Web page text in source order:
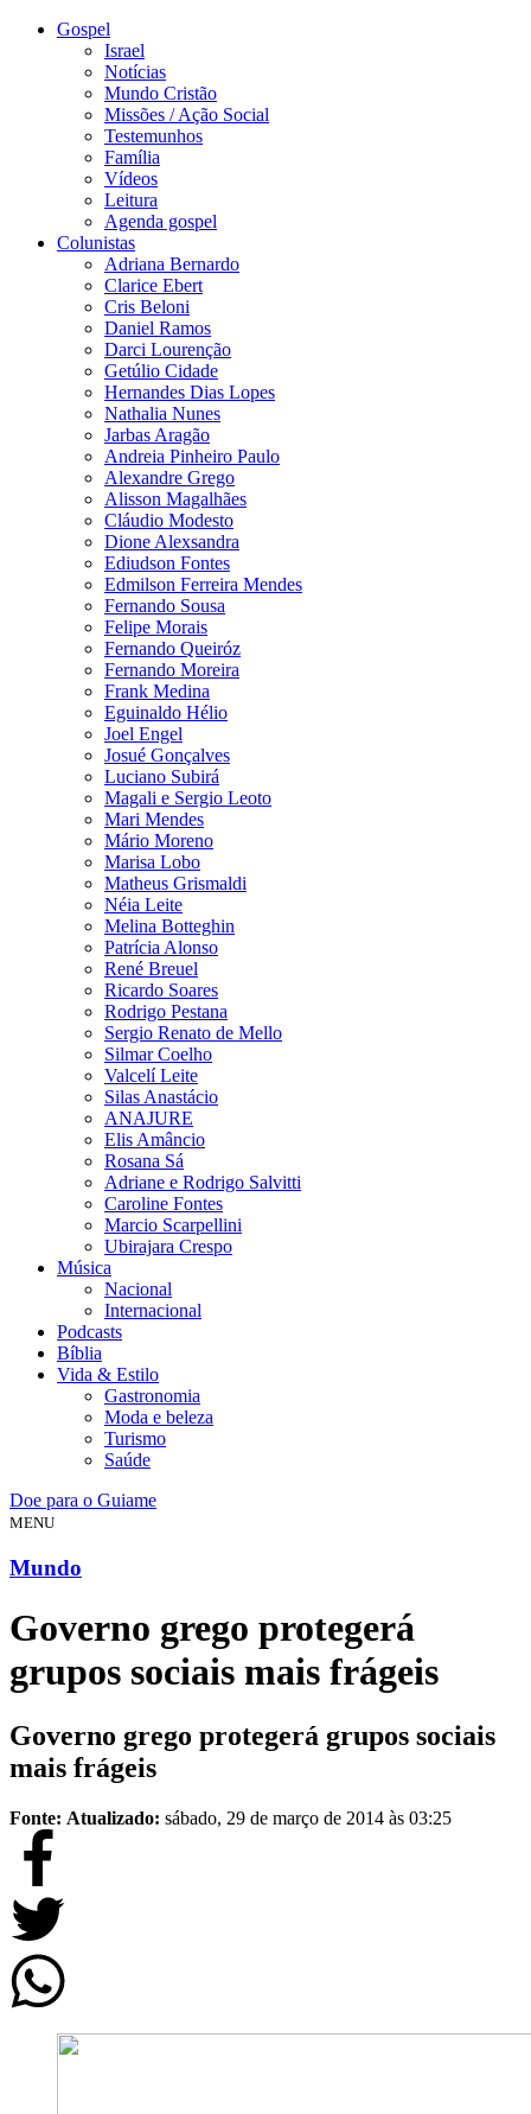
Gospel
Israel
Notícias
Mundo Cristão
Missões / Ação Social
Testemunhos
Família
Vídeos
Leitura
Agenda gospel
Colunistas
Adriana Bernardo
Clarice Ebert
Cris Beloni
Daniel Ramos
Darci Lourenção
Getúlio Cidade
Hernandes Dias Lopes
Nathalia Nunes
Jarbas Aragão
Andreia Pinheiro Paulo
Alexandre Grego
Alisson Magalhães
Cláudio Modesto
Dione Alexsandra
Ediudson Fontes
Edmilson Ferreira Mendes
Fernando Sousa
Felipe Morais
Fernando Queiróz
Fernando Moreira
Frank Medina
Eguinaldo Hélio
Joel Engel
Josué Gonçalves
Luciano Subirá
Magali e Sergio Leoto
Mari Mendes
Mário Moreno
Marisa Lobo
Matheus Grismaldi
Néia Leite
Melina Botteghin
Patrícia Alonso
René Breuel
Ricardo Soares
Rodrigo Pestana
Sergio Renato de Mello
Silmar Coelho
Valcelí Leite
Silas Anastácio
ANAJURE
Elis Amâncio
Rosana Sá
Adriane e Rodrigo Salvitti
Caroline Fontes
Marcio Scarpellini
Ubirajara Crespo
Música
Nacional
Internacional
Podcasts
Bíblia
Vida & Estilo
Gastronomia
Moda e beleza
Turismo
Saúde
Doe para o Guiame
MENU
Mundo
Governo grego protegerá
grupos sociais mais frágeis
Governo grego protegerá grupos sociais
mais frágeis
Fonte: Atualizado: sábado, 29 de março de 2014 às 03:25